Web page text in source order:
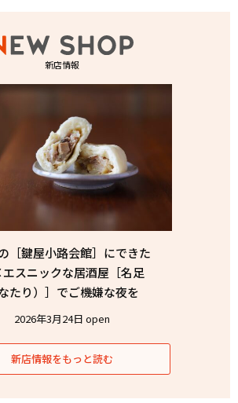
新店情報
［鍵屋小路会館］にできた
スニックな居酒屋［名足
なたり）］でご機嫌な夜を
2026年3月24日 open
新店情報をもっと読む